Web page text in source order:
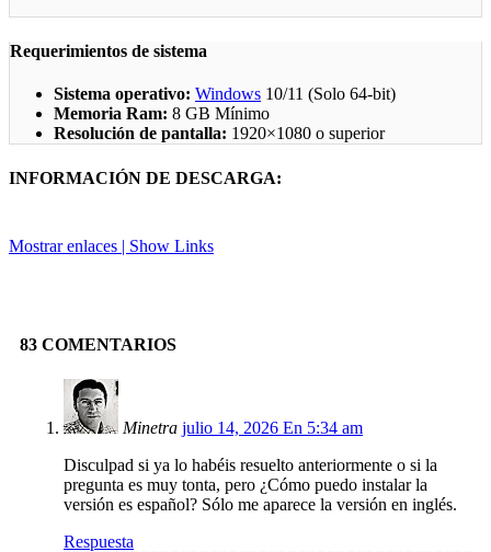
Requerimientos de sistema
Sistema operativo: Windows 10/11 (Solo 64-bit)
Memoria Ram: 8 GB Mínimo
Resolución de pantalla: 1920×1080 o superior
INFORMACIÓN DE DESCARGA:
Mostrar enlaces | Show Links
83 COMENTARIOS
Minetra julio 14, 2026 En 5:34 am
Disculpad si ya lo habéis resuelto anteriormente o si la
pregunta es muy tonta, pero ¿Cómo puedo instalar la
versión es español? Sólo me aparece la versión en inglés.
Respuesta